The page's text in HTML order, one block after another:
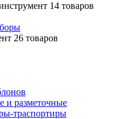
14 товаров
26 товаров
и разметочные
траспортиры